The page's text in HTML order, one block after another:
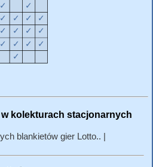
kolekturach stacjonarnych
blankietów gier Lotto.. |